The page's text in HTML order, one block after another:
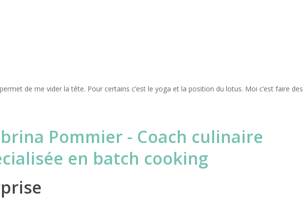
de me vider la tête. Pour certains c’est le yoga et la position du lotus. Moi c’est faire